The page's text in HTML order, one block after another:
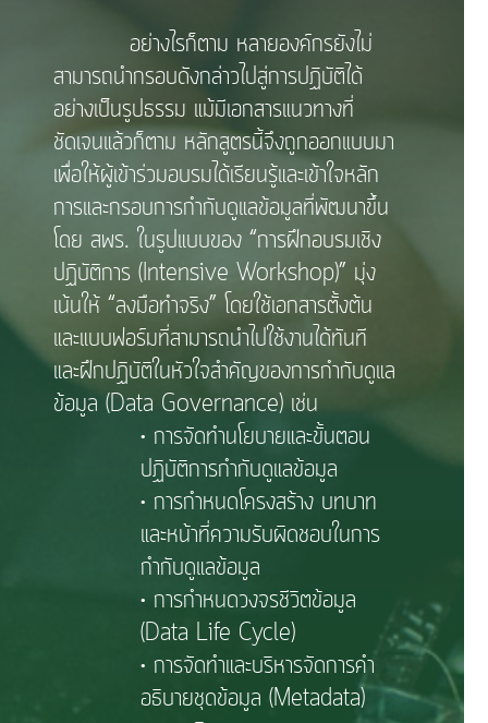
อย่างไรก็ตาม หลายองค์กรยังไม่
สามารถนำกรอบดังกล่าวไปสู่การปฏิบัติได้
อย่างเป็นรูปธรรม แม้มีเอกสารแนวทางที่
ชัดเจนแล้วก็ตาม หลักสูตรนี้จึงถูกออกแบบมา
เพื่อให้ผู้เข้าร่วมอบรมได้เรียนรู้และเข้าใจหลัก
การและกรอบการกำกับดูแลข้อมูลที่พัฒนาขึ้น
โดย สพร. ในรูปแบบของ “การฝึกอบรมเชิง
ปฏิบัติการ (Intensive Workshop)” มุ่ง
เน้นให้ “ลงมือทำจริง” โดยใช้เอกสารตั้งต้น
และแบบฟอร์มที่สามารถนำไปใช้งานได้ทันที
และฝึกปฏิบัติในหัวใจสำคัญของการกำกับดูแล
ข้อมูล (Data Governance) เช่น
• การจัดทำนโยบายและขั้นตอน
ปฏิบัติการกำกับดูแลข้อมูล
• การกำหนดโครงสร้าง บทบาท
และหน้าที่ความรับผิดชอบในการ
กำกับดูแลข้อมูล
• การกำหนดวงจรชีวิตข้อมูล
(Data Life Cycle)
• การจัดทำและบริหารจัดการคำ
อธิบายชุดข้อมูล (Metadata)